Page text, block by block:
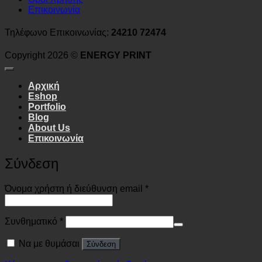
Επικοινωνία
Τηλέφωνο Επικοινωνίας: 24210 72474
Copyright 2026 © ENERGY PRINT
Αρχική
Eshop
Portfolio
Blog
About Us
Επικοινωνία
Σύνδεση
Όνομα χρήστη ή διεύθυνση email *Απαιτείται
Συνθηματικό *Απαιτείται
Να με θυμάσαι Σύνδεση